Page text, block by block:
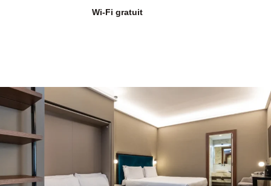
Wi-Fi gratuit